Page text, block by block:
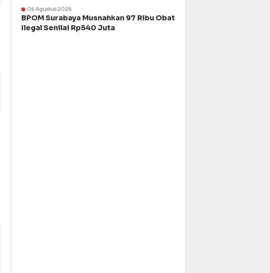
06 Agustus 2026
BPOM Surabaya Musnahkan 97 Ribu Obat
Ilegal Senilai Rp540 Juta